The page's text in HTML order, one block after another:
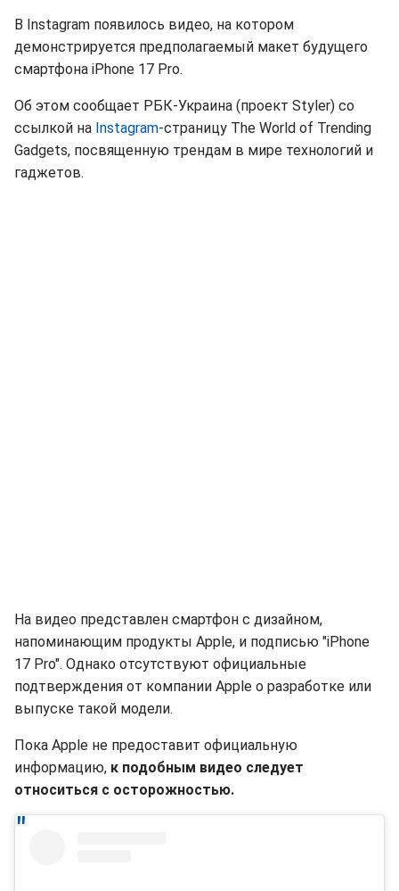
В Instagram появилось видео, на котором
демонстрируется предполагаемый макет будущего
смартфона iPhone 17 Pro.
Об этом сообщает РБК-Украина (проект Styler) со
ссылкой на Instagram-страницу The World of Trending
Gadgets, посвященную трендам в мире технологий и
гаджетов.
На видео представлен смартфон с дизайном,
напоминающим продукты Apple, и подписью "iPhone
17 Pro". Однако отсутствуют официальные
подтверждения от компании Apple о разработке или
выпуске такой модели.
Пока Apple не предоставит официальную
информацию, к подобным видео следует
относиться с осторожностью.